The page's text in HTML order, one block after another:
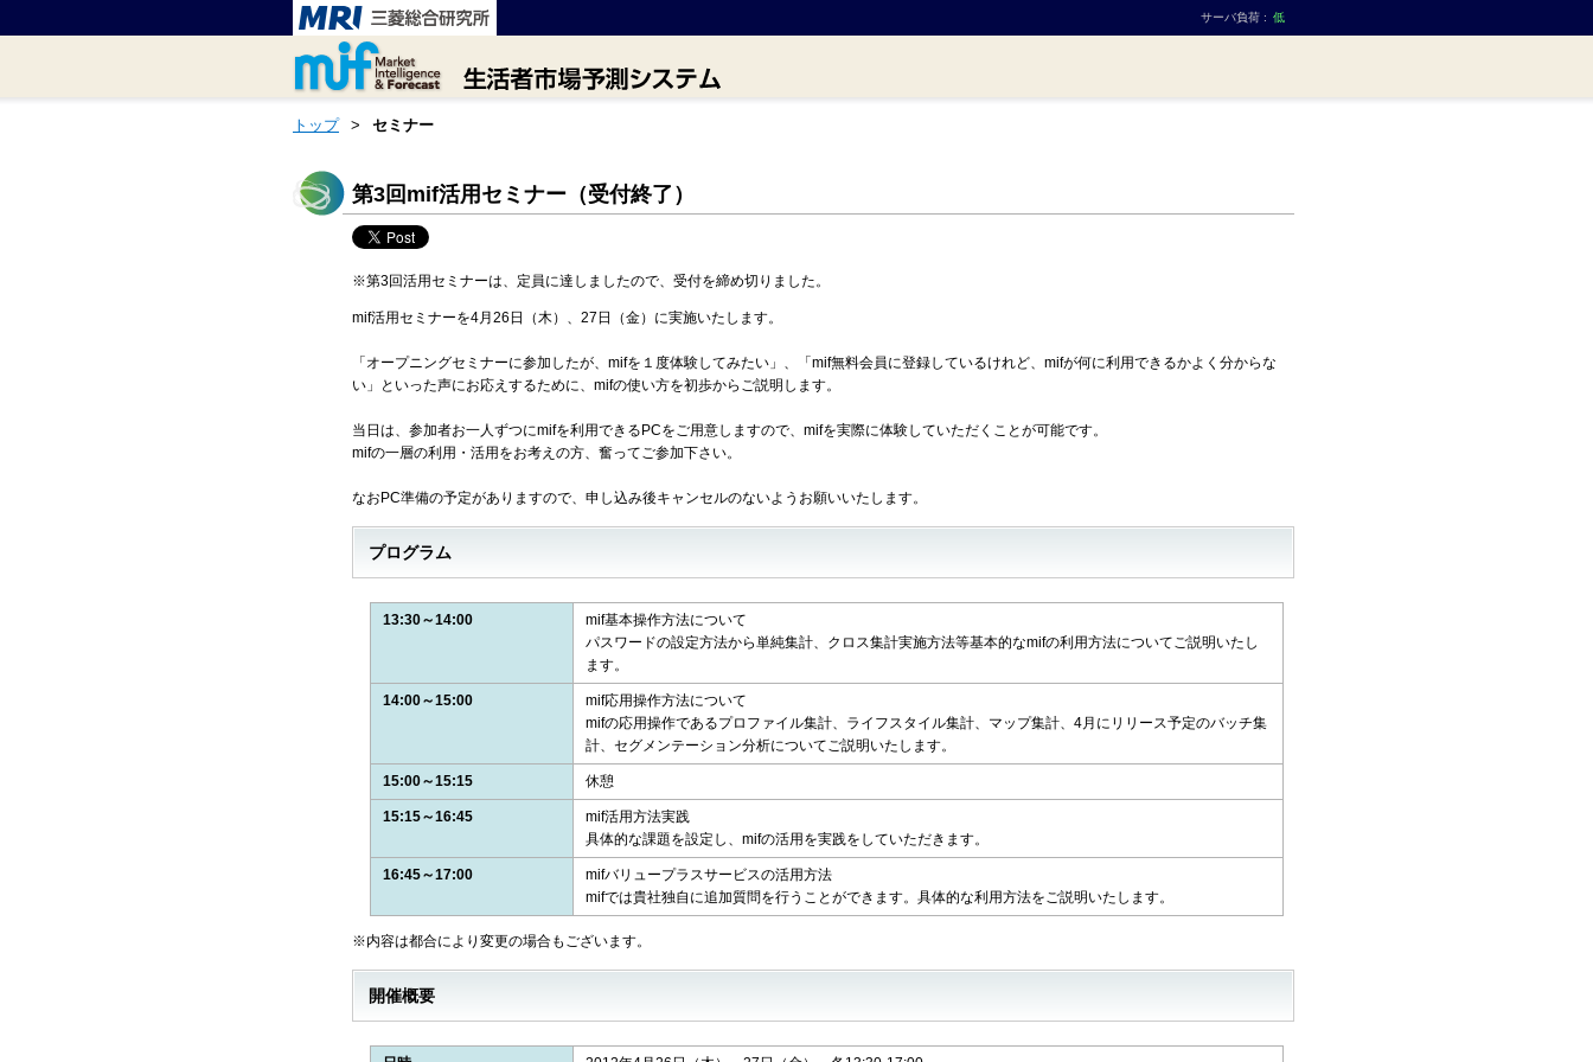
サーバ負荷 : 低
トップ > セミナー
第3回mif活用セミナー（受付終了）
※第3回活用セミナーは、定員に達しましたので、受付を締め切りました。
mif活用セミナーを4月26日（木）、27日（金）に実施いたします。
「オープニングセミナーに参加したが、mifを１度体験してみたい」、「mif無料会員に登録しているけれど、mifが何に利用できるかよく分からな
い」といった声にお応えするために、mifの使い方を初歩からご説明します。
当日は、参加者お一人ずつにmifを利用できるPCをご用意しますので、mifを実際に体験していただくことが可能です。
mifの一層の利用・活用をお考えの方、奮ってご参加下さい。
なおPC準備の予定がありますので、申し込み後キャンセルのないようお願いいたします。
プログラム
13:30～14:00
mif基本操作方法について
パスワードの設定方法から単純集計、クロス集計実施方法等基本的なmifの利用方法についてご説明いたし
ます。
14:00～15:00
mif応用操作方法について
mifの応用操作であるプロファイル集計、ライフスタイル集計、マップ集計、4月にリリース予定のバッチ集
計、セグメンテーション分析についてご説明いたします。
15:00～15:15 休憩
15:15～16:45
mif活用方法実践
具体的な課題を設定し、mifの活用を実践をしていただきます。
16:45～17:00
mifバリュープラスサービスの活用方法
mifでは貴社独自に追加質問を行うことができます。具体的な利用方法をご説明いたします。
※内容は都合により変更の場合もございます。
開催概要